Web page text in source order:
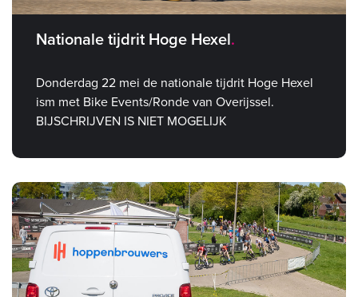
Nationale tijdrit Hoge Hexel
Donderdag 22 mei de nationale tijdrit Hoge Hexel
ism met Bike Events/Ronde van Overijssel.
BIJSCHRIJVEN IS NIET MOGELIJK